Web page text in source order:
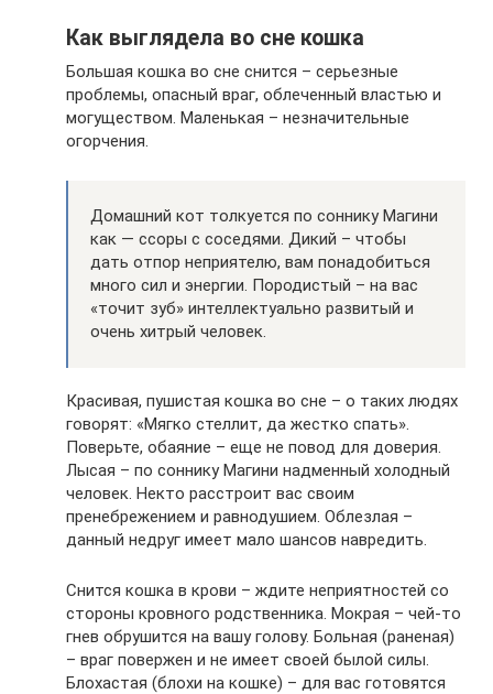
Как выглядела во сне кошка
Большая кошка во сне снится – серьезные
проблемы, опасный враг, облеченный властью и
могуществом. Маленькая – незначительные
огорчения.
Домашний кот толкуется по соннику Магини
как — ссоры с соседями. Дикий – чтобы
дать отпор неприятелю, вам понадобиться
много сил и энергии. Породистый – на вас
«точит зуб» интеллектуально развитый и
очень хитрый человек.
Красивая, пушистая кошка во сне – о таких людях
говорят: «Мягко стеллит, да жестко спать».
Поверьте, обаяние – еще не повод для доверия.
Лысая – по соннику Магини надменный холодный
человек. Некто расстроит вас своим
пренебрежением и равнодушием. Облезлая –
данный недруг имеет мало шансов навредить.
Снится кошка в крови – ждите неприятностей со
стороны кровного родственника. Мокрая – чей-то
гнев обрушится на вашу голову. Больная (раненая)
– враг повержен и не имеет своей былой силы.
Блохастая (блохи на кошке) – для вас готовятся